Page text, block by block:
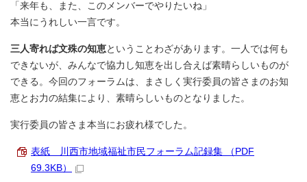
「来年も、また、このメンバーでやりたいね」
本当にうれしい一言です。
三人寄れば文殊の知恵ということわざがあります。一人では何も
できないが、みんなで協力し知恵を出し合えば素晴らしいものが
できる。今回のフォーラムは、まさしく実行委員の皆さまのお知
恵とお力の結集により、素晴らしいものとなりました。
実行委員の皆さま本当にお疲れ様でした。
表紙 川西市地域福祉市民フォーラム記録集 （PDF
69.3KB）